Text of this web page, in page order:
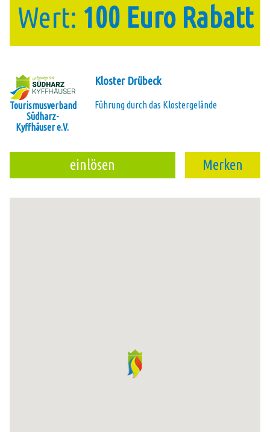
Wert: 100 Euro Rabatt
Tourismusverband
Südharz-
Kyffhäuser e.V.
Kloster Drübeck
Führung durch das Klostergelände
einlösen Merken